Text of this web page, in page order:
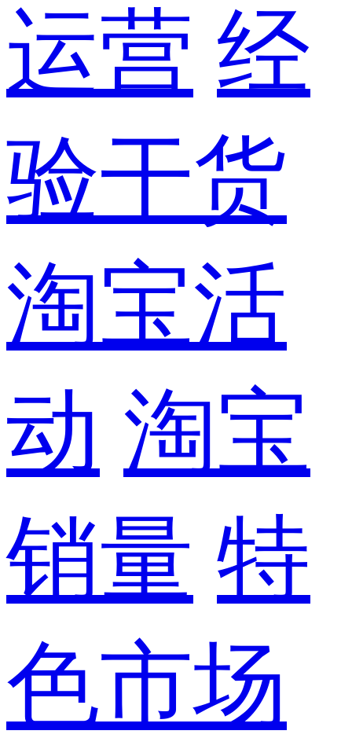
运营 经
验干货
淘宝活
动 淘宝
销量 特
色市场